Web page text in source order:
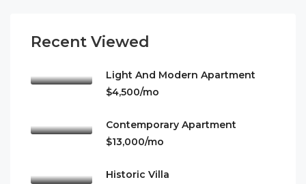
Recent Viewed
Light And Modern Apartment
$4,500/mo
Contemporary Apartment
$13,000/mo
Historic Villa